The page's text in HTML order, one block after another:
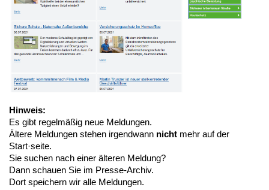
Hinweis:
Es gibt regelmäßig neue Meldungen.
Ältere Meldungen stehen irgendwann nicht mehr auf der
Start·seite.
Sie suchen nach einer älteren Meldung?
Dann schauen Sie im Presse-Archiv.
Dort speichern wir alle Meldungen.